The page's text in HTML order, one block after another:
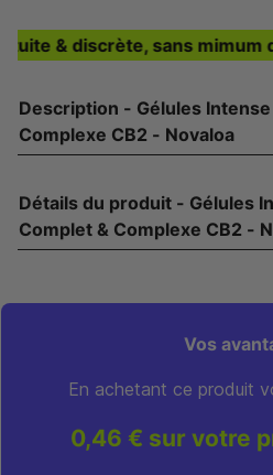
& discrète, sans mimum
Description - Gélules Intense Spectre Complet &
Complexe CB2 - Novaloa
Détails du produit - Gélules Intense Spectre
Complet & Complexe CB2 -
Vos
En achetant ce produit
0,46 € sur votre